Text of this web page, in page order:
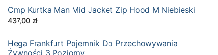
Cmp Kurtka Man Mid Jacket Zip Hood M Niebieski
437,00 zł
Hega Frankfurt Pojemnik Do Przechowywania
Żywności 3 Poziomy